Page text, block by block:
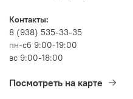
Контакты:
8 (938) 535-33-35
пн-сб 9:00-19:00
вс 9:00-18:00
Посмотреть на карте